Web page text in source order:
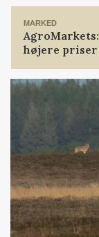
MARKED
højere priser